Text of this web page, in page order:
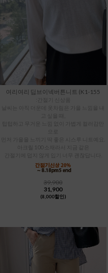
여리여리 딥브이넥버튼니트 (K1-155
:간절기 신상품
날씨는 아직 더운데 옷차림은 가을 느낌을 내
텁텁하고 무거운 느낌 없이 가볍게 컬러감만
먼저 가을을 느끼기 딱 좋은 시스루 니트예요.
아크릴 100 소재라서 지금 같은
간절기에 덥지 않게 입기 너무 괜찮답니다.
39,900
31,900
(8,000할인)